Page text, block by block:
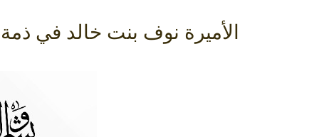
الأميرة نوف بنت خالد في ذمة